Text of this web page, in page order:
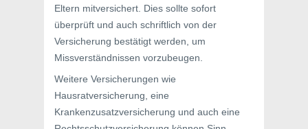
Eltern mitversichert. Dies sollte sofort
überprüft und auch schriftlich von der
Versicherung bestätigt werden, um
Missverständnissen vorzubeugen.
Weitere Versicherungen wie
Hausratversicherung, eine
Krankenzusatzversicherung und auch eine